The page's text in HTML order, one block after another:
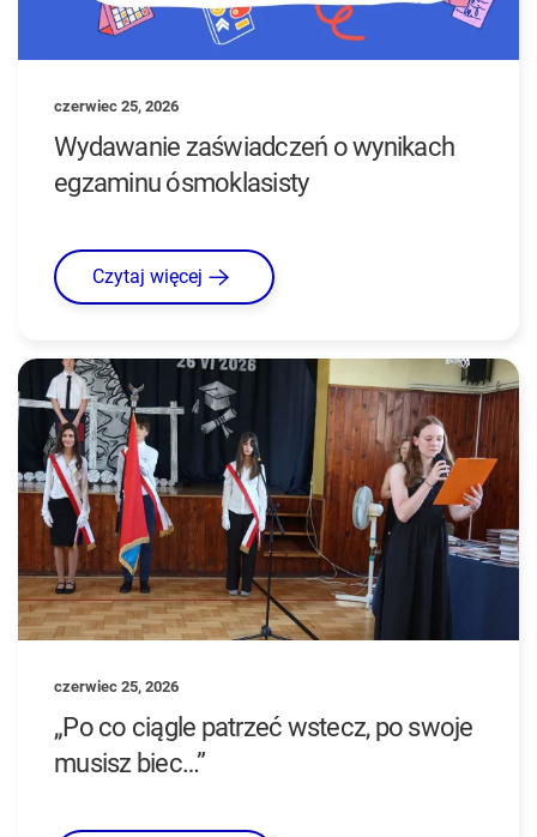
czerwiec 25, 2026
Wydawanie zaświadczeń o wynikach
egzaminu ósmoklasisty
Czytaj więcej
czerwiec 25, 2026
„Po co ciągle patrzeć wstecz, po swoje
musisz biec…”